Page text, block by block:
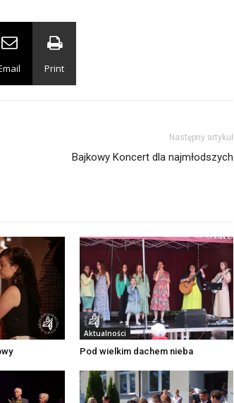
Print
Następny artykuł
Bajkowy Koncert dla najmłodszych
Aktualności
Pod wielkim dachem nieba